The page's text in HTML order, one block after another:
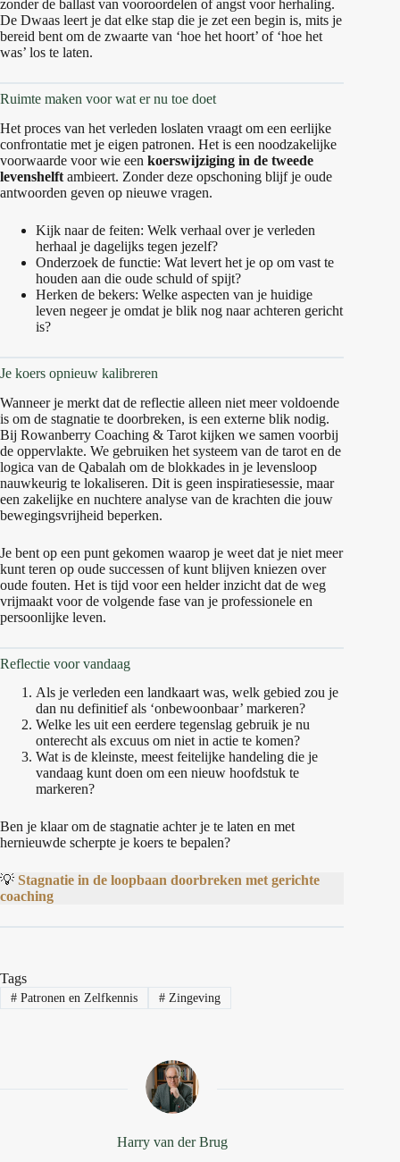
zonder de ballast van vooroordelen of angst voor herhaling.
De Dwaas leert je dat elke stap die je zet een begin is, mits je
bereid bent om de zwaarte van ‘hoe het hoort’ of ‘hoe het
was’ los te laten.
Ruimte maken voor wat er nu toe doet
Het proces van het verleden loslaten vraagt om een eerlijke
confrontatie met je eigen patronen. Het is een noodzakelijke
voorwaarde voor wie een koerswijziging in de tweede
levenshelft ambieert. Zonder deze opschoning blijf je oude
antwoorden geven op nieuwe vragen.
Kijk naar de feiten: Welk verhaal over je verleden
herhaal je dagelijks tegen jezelf?
Onderzoek de functie: Wat levert het je op om vast te
houden aan die oude schuld of spijt?
Herken de bekers: Welke aspecten van je huidige
leven negeer je omdat je blik nog naar achteren gericht
is?
Je koers opnieuw kalibreren
Wanneer je merkt dat de reflectie alleen niet meer voldoende
is om de stagnatie te doorbreken, is een externe blik nodig.
Bij Rowanberry Coaching & Tarot kijken we samen voorbij
de oppervlakte. We gebruiken het systeem van de tarot en de
logica van de Qabalah om de blokkades in je levensloop
nauwkeurig te lokaliseren. Dit is geen inspiratiesessie, maar
een zakelijke en nuchtere analyse van de krachten die jouw
bewegingsvrijheid beperken.
Je bent op een punt gekomen waarop je weet dat je niet meer
kunt teren op oude successen of kunt blijven kniezen over
oude fouten. Het is tijd voor een helder inzicht dat de weg
vrijmaakt voor de volgende fase van je professionele en
persoonlijke leven.
Reflectie voor vandaag
Als je verleden een landkaart was, welk gebied zou je
dan nu definitief als ‘onbewoonbaar’ markeren?
Welke les uit een eerdere tegenslag gebruik je nu
onterecht als excuus om niet in actie te komen?
Wat is de kleinste, meest feitelijke handeling die je
vandaag kunt doen om een nieuw hoofdstuk te
markeren?
Ben je klaar om de stagnatie achter je te laten en met
hernieuwde scherpte je koers te bepalen?
💡 Stagnatie in de loopbaan doorbreken met gerichte
coaching
Tags
#Patronen en Zelfkennis #Zingeving
Harry van der Brug